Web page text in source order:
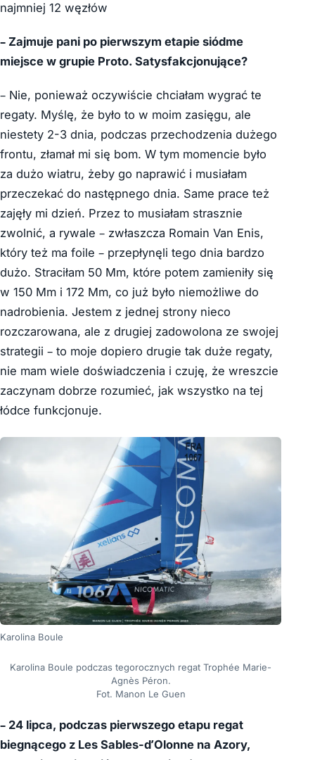
najmniej 12 węzłów
– Zajmuje pani po pierwszym etapie siódme
miejsce w grupie Proto. Satysfakcjonujące?
– Nie, ponieważ oczywiście chciałam wygrać te
regaty. Myślę, że było to w moim zasięgu, ale
niestety 2-3 dnia, podczas przechodzenia dużego
frontu, złamał mi się bom. W tym momencie było
za dużo wiatru, żeby go naprawić i musiałam
przeczekać do następnego dnia. Same prace też
zajęły mi dzień. Przez to musiałam strasznie
zwolnić, a rywale – zwłaszcza Romain Van Enis,
który też ma foile – przepłynęli tego dnia bardzo
dużo. Straciłam 50 Mm, które potem zamieniły się
w 150 Mm i 172 Mm, co już było niemożliwe do
nadrobienia. Jestem z jednej strony nieco
rozczarowana, ale z drugiej zadowolona ze swojej
strategii – to moje dopiero drugie tak duże regaty,
nie mam wiele doświadczenia i czuję, że wreszcie
zaczynam dobrze rozumieć, jak wszystko na tej
łódce funkcjonuje.
Karolina Boule
Karolina Boule podczas tegorocznych regat Trophée Marie-
Agnès Péron.
Fot. Manon Le Guen
– 24 lipca, podczas pierwszego etapu regat
biegnącego z Les Sables-d’Olonne na Azory,